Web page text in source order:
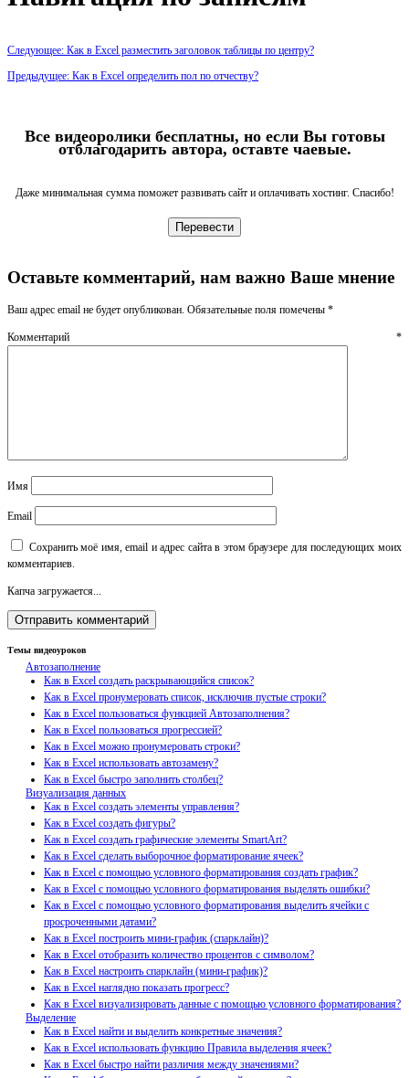
Следующее: Как в Excel разместить заголовок таблицы по центру?
Предыдущее: Как в Excel определить пол по отчеству?
Все видеоролики бесплатны, но если Вы готовы
отблагодарить автора, оставте чаевые.
Даже минимальная сумма поможет развивать сайт и оплачивать хостинг. Спасибо!
Перевести
Оставьте комментарий, нам важно Ваше мнение
Ваш адрес email не будет опубликован. Обязательные поля помечены *
Комментарий *
Имя
Email
Сохранить моё имя, email и адрес сайта в этом браузере для последующих моих
комментариев.
Капча загружается...
Темы видеоуроков
Автозаполнение
Как в Excel создать раскрывающийся список?
Как в Excel пронумеровать список, исключив пустые строки?
Как в Excel пользоваться функцией Автозаполнения?
Как в Excel пользоваться прогрессией?
Как в Excel можно пронумеровать строки?
Как в Excel использовать автозамену?
Как в Excel быстро заполнить столбец?
Визуализация данных
Как в Excel создать элементы управления?
Как в Excel создать фигуры?
Как в Excel создать графические элементы SmartArt?
Как в Excel сделать выборочное форматирование ячеек?
Как в Excel с помощью условного форматирования создать график?
Как в Excel с помощью условного форматирования выделять ошибки?
Как в Excel с помощью условного форматирования выделить ячейки с
просроченными датами?
Как в Excel построить мини-график (спарклайн)?
Как в Excel отобразить количество процентов с символом?
Как в Excel настроить спарклайн (мини-график)?
Как в Excel наглядно показать прогресс?
Как в Excel визуализировать данные с помощью условного форматирования?
Выделение
Как в Excel найти и выделить конкретные значения?
Как в Excel использовать функцию Правила выделения ячеек?
Как в Excel быстро найти различия между значениями?